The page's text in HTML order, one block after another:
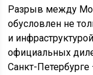
Разрыв между
обусловлен не
и
официальных
Санкт-